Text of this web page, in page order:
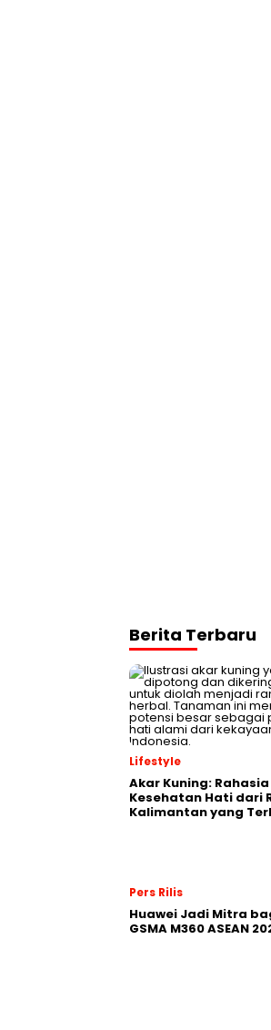
Berita Terbaru
Lifestyle
Akar Kuning: Rahasia
Kesehatan Hati dari
Kalimantan yang
Pers Rilis
Huawei Jadi Mitra
GSMA M360 ASEAN